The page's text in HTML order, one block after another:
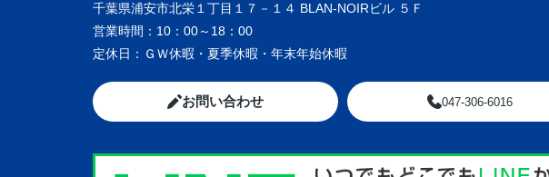
千葉県浦安市北栄１丁目１７－１４ BLAN-NOIRビル ５Ｆ
営業時間： 10：00～18：00
定休日： ＧＷ休暇・夏季休暇・年末年始休暇
お問い合わせ 047-306-6016